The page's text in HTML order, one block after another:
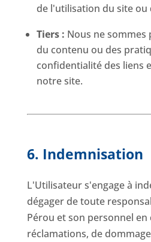
de l'utilisation du site
Tiers : Nous ne sommes
du contenu ou des
confidentialité des liens
notre site.
6. Indemnisation
L'Utilisateur s'engage à
dégager de toute
Pérou et son personnel en
réclamations, de